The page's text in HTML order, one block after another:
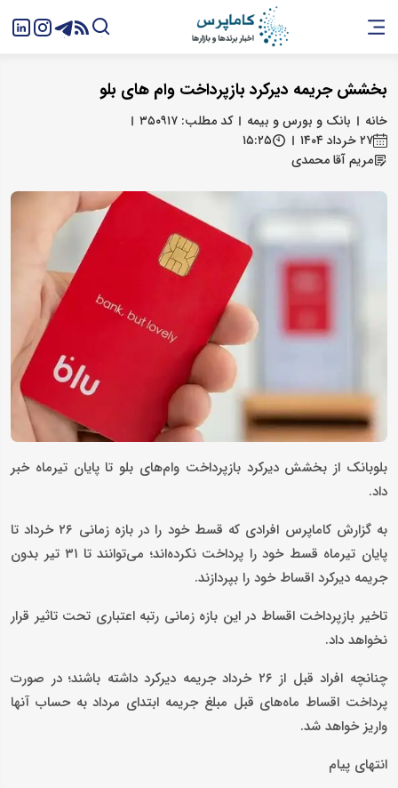
بخشش جریمه دیرکرد بازپرداخت وام های بلو
خانه بانک و بورس و بیمه
کد مطلب: ۳۵۰۹۱۷
۲۷ خرداد ۱۴۰۴
۱۵:۲۵
مریم آقا محمدی
بلوبانک از بخشش دیرکرد بازپرداخت وام‌های بلو تا پایان تیرماه خبر
داد.
به گزارش کاماپرس افرادی که قسط خود را در بازه زمانی ۲۶ خرداد تا
پایان تیرماه قسط خود را پرداخت نکرده‌اند؛ می‌توانند تا ۳۱ تیر بدون
جریمه دیرکرد اقساط خود را بپردازند.
تاخیر بازپرداخت اقساط در این بازه زمانی رتبه اعتباری تحت تاثیر قرار
نخواهد داد.
چنانچه افراد قبل از ۲۶ خرداد جریمه دیرکرد داشته باشند؛ در صورت
پرداخت اقساط ماه‌های قبل مبلغ جریمه ابتدای مرداد به حساب آنها
واریز خواهد شد.
انتهای پیام